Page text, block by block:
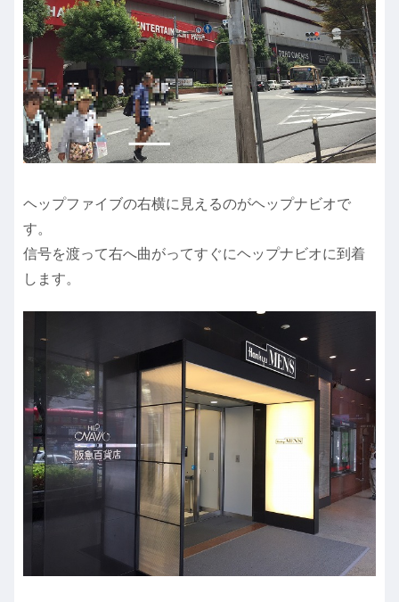
ヘップファイブの右横に見えるのがヘップナビオで
す。
信号を渡って右へ曲がってすぐにヘップナビオに到着
します。